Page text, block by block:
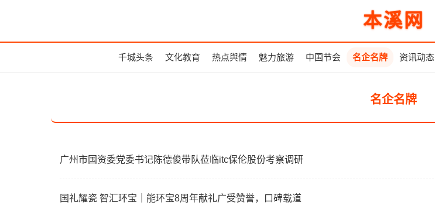
本溪网
千城头条 文化教育 热点舆情 魅力旅游 中国节会 名企名牌 资讯动态
名企名牌
广州市国资委党委书记陈德俊带队莅临itc保伦股份考察调研
国礼耀瓷 智汇环宝｜能环宝8周年献礼广受赞誉，口碑载道